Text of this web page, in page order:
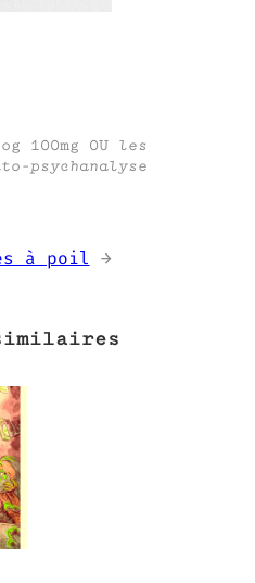
100mg OU les
psychanalyse
à poil →